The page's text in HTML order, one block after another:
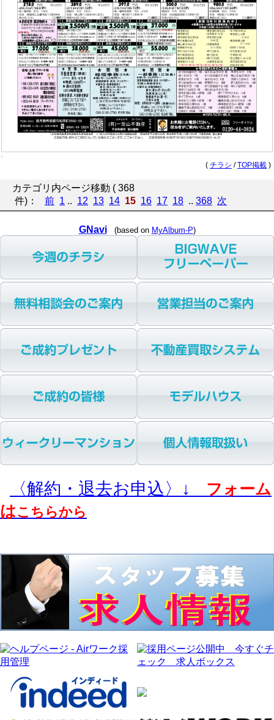
( チラシ /TOP掲載 )
カテゴリ内ページ移動 ( 368
件)： 前 1 .. 12 13 14 15 16 17 18 .. 368 次
GNavi (based on MyAlbum-P)
〈解約・退去お申込〉↓
フォーム
はこちらから